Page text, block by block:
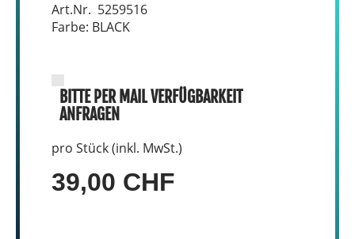
Art.Nr. 5259516
Farbe: BLACK
BITTE PER MAIL VERFÜGBARKEIT
ANFRAGEN
pro Stück (inkl. MwSt.)
39,00 CHF